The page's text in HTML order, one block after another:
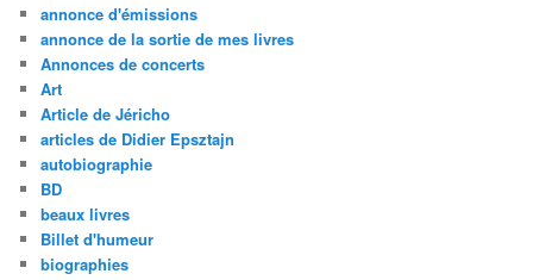
annonce d'émissions
annonce de la sortie de mes livres
Annonces de concerts
Art
Article de Jéricho
articles de Didier Epsztajn
autobiographie
BD
beaux livres
Billet d'humeur
biographies